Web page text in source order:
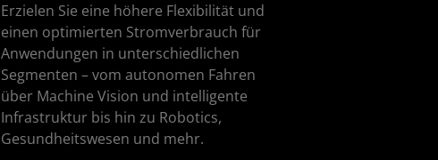
Erzielen Sie eine höhere Flexibilität und
einen optimierten Stromverbrauch für
Anwendungen in unterschiedlichen
Segmenten – vom autonomen Fahren
über Machine Vision und intelligente
Infrastruktur bis hin zu Robotics,
Gesundheitswesen und mehr.